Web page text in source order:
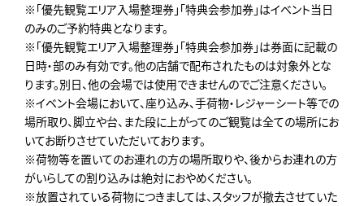
※「優先観覧エリア入場整理券」「特典会参加券」はイベント当日
のみのご予約特典となります。
※「優先観覧エリア入場整理券」「特典会参加券」は券面に記載の
日時・部のみ有効です。他の店舗で配布されたものは対象外とな
ります。別日、他の会場では使用できませんのでご注意ください。
※イベント会場において、座り込み、手荷物・レジャーシート等での
場所取り、脚立や台、また段に上がってのご観覧は全ての場所にお
いてお断りさせていただいております。
※荷物等を置いてのお連れの方の場所取りや、後からお連れの方
がいらしての割り込みは絶対におやめください。
※放置されている荷物につきましては、スタッフが撤去させていた